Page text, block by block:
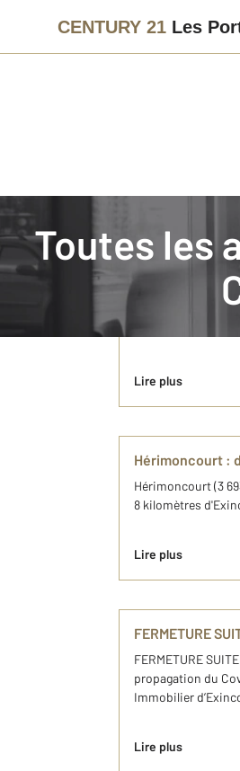
CENTURY 21 Les
ToutesEstimation
Audincourt (13
agence
Lire plus
Hérimoncourt :
Hérimoncourt (3
8 kilomètres
Lire plus
FERMETURE
FERMETURE
propagation du
Immobilier
Lire plus